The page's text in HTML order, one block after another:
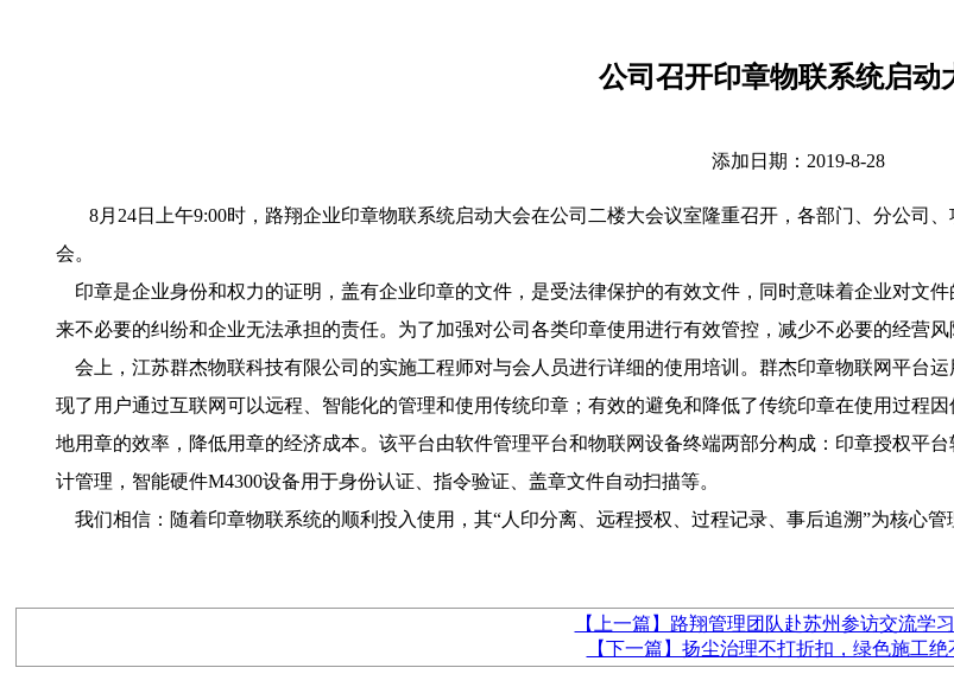
公司召开印章物联系统启动
添加日期：2019-8-28
8月24日上午9:00时，路翔企业印章物联系统启动大会在公司二楼大会议室隆重召开，各部门、分公司
会。
印章是企业身份和权力的证明，盖有企业印章的文件，是受法律保护的有效文件，同时意味着企业对文
来不必要的纠纷和企业无法承担的责任。为了加强对公司各类印章使用进行有效管控，减少不必要的经营
会上，江苏群杰物联科技有限公司的实施工程师对与会人员进行详细的使用培训。群杰印章物联网平台
现了用户通过互联网可以远程、智能化的管理和使用传统印章；有效的避免和降低了传统印章在使用过程
地用章的效率，降低用章的经济成本。该平台由软件管理平台和物联网设备终端两部分构成：印章授权平
计管理，智能硬件M4300设备用于身份认证、指令验证、盖章文件自动扫描等。
我们相信：随着印章物联系统的顺利投入使用，其“人印分离、远程授权、过程记录、事后追溯”为核心
【上一篇】路翔管理团队赴苏州参访交流学习
【下一篇】扬尘治理不打折扣，绿色施工绝